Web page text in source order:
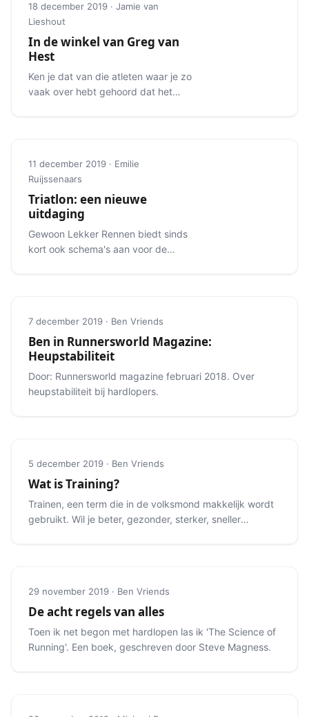
18 december 2019 · Jamie van
Lieshout
In de winkel van Greg van
Hest
Ken je dat van die atleten waar je zo
vaak over hebt gehoord dat het
11 december 2019 · Emilie
Ruijssenaars
Triatlon: een nieuwe
uitdaging
Gewoon Lekker Rennen biedt sinds
kort ook schema's aan voor de
7 december 2019 · Ben Vriends
Ben in Runnersworld Magazine:
Heupstabiliteit
Door: Runnersworld magazine februari 2018. Over
heupstabiliteit bij hardlopers.
5 december 2019 · Ben Vriends
Wat is Training?
Trainen, een term die in de volksmond makkelijk wordt
gebruikt. Wil je beter, gezonder, sterker, sneller
29 november 2019 · Ben Vriends
De acht regels van alles
Toen ik net begon met hardlopen las ik 'The Science of
Running'. Een boek, geschreven door Steve Magness.